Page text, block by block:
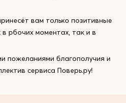
вам только позитивные
в рбочих моментах, так и в
пожеланиями благополучия и
сервиса Поверь.ру!